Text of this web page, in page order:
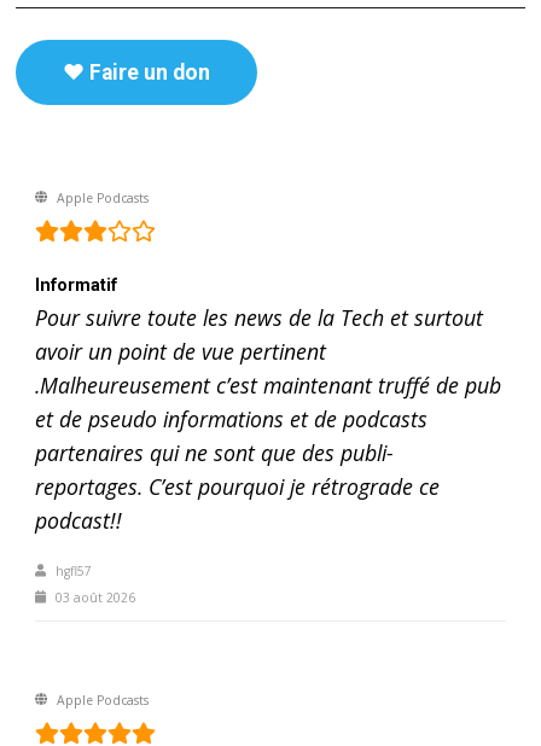
♥️ Faire un don
Apple Podcasts
Informatif
Pour suivre toute les news de la Tech et surtout
avoir un point de vue pertinent
.Malheureusement c’est maintenant truffé de pub
et de pseudo informations et de podcasts
partenaires qui ne sont que des publi-
reportages. C’est pourquoi je rétrograde ce
podcast!!
hgfl57
03 août 2026
Apple Podcasts